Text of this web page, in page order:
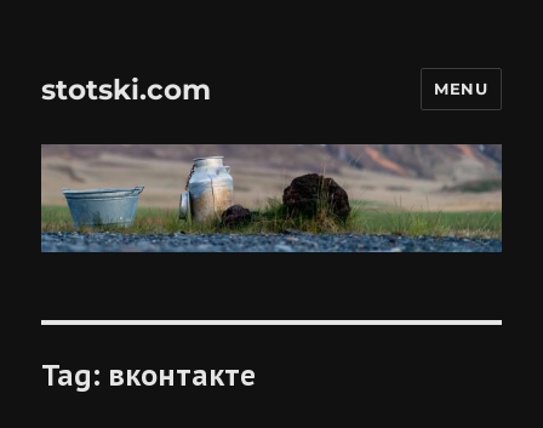
stotski.com MENU
Tag: вконтакте